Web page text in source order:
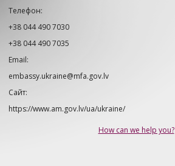
Телефон:
+38 044 490 7030
+38 044 490 7035
Email:
embassy.ukraine@mfa.gov.lv
Сайт:
https://www.am.gov.lv/ua/ukraine/
How can we help you?